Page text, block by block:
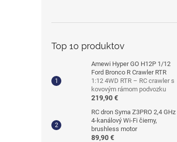
Top 10 produktov
Amewi Hyper GO H12P 1/12
Ford Bronco R Crawler RTR
1:12 4WD RTR – RC crawler s
kovovým rámom podvozku
219,90 €
RC dron Syma Z3PRO 2,4 GHz
4-kanálový Wi-Fi čierny,
brushless motor
89,90 €